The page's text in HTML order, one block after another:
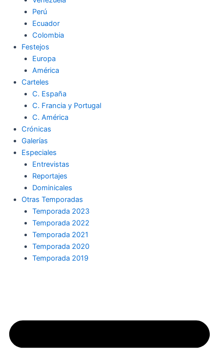
Perú
Ecuador
Colombia
Festejos
Europa
América
Carteles
C. España
C. Francia y Portugal
C. América
Crónicas
Galerías
Especiales
Entrevistas
Reportajes
Dominicales
Otras Temporadas
Temporada 2023
Temporada 2022
Temporada 2021
Temporada 2020
Temporada 2019